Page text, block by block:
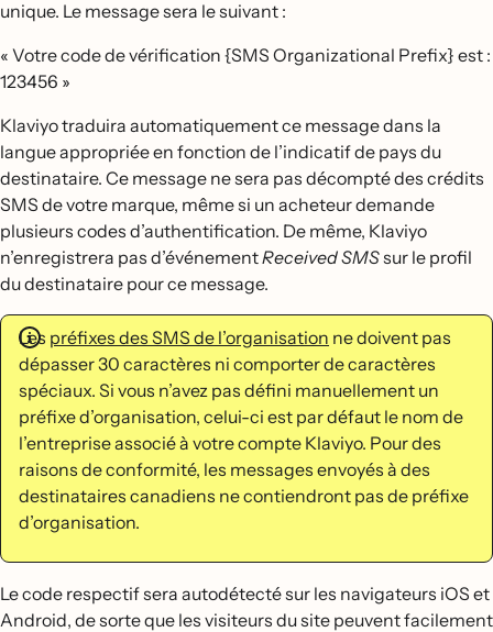
unique. Le message sera le suivant :
« Votre code de vérification {SMS Organizational Prefix} est :
123456 »
Klaviyo traduira automatiquement ce message dans la
langue appropriée en fonction de l’indicatif de pays du
destinataire. Ce message ne sera pas décompté des crédits
SMS de votre marque, même si un acheteur demande
plusieurs codes d’authentification. De même, Klaviyo
n’enregistrera pas d’événementReceived SMSsur le profil
du destinataire pour ce message.
Les préfixes des SMS de l’organisation ne doivent pas
dépasser 30 caractères ni comporter de caractères
spéciaux. Si vous n’avez pas défini manuellement un
préfixe d’organisation, celui-ci est par défaut le nom de
l’entreprise associé à votre compte Klaviyo. Pour des
raisons de conformité, les messages envoyés à des
destinataires canadiens ne contiendront pas de préfixe
d’organisation.
Le code respectif sera autodétecté sur les navigateurs iOS et
Android, de sorte que les visiteurs du site peuvent facilement